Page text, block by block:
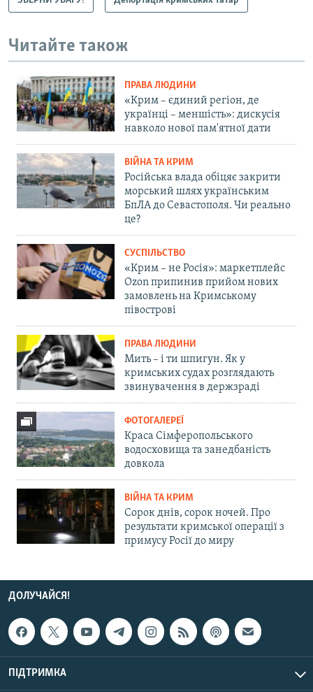
Читайте також
ПРАВА ЛЮДИНИ
«Крим – єдиний регіон, де
українці – меншість»: дискусія
навколо нової пам'ятної дати
ВІЙНА ТА КРИМ
Російська влада обіцяє закрити
морський шлях українським
БпЛА до Севастополя. Чи реально
це?
СУСПІЛЬСТВО
«Крим – не Росія»: маркетплейс
Ozon припинив прийом нових
замовлень на Кримському
півострові
ПРАВА ЛЮДИНИ
Мить – і ти шпигун. Як у
кримських судах розглядають
звинувачення в держзраді
ФОТОГАЛЕРЕЇ
Краса Сімферопольського
водосховища та занедбаність
довкола
ВІЙНА ТА КРИМ
Сорок днів, сорок ночей. Про
результати кримської операції з
примусу Росії до миру
ДОЛУЧАЙСЯ!
ПІДТРИМКА